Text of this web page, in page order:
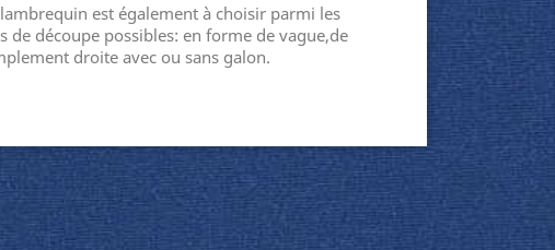
est également à choisir parmi les
de découpe possibles: en forme de vague,de
droite avec ou sans galon.